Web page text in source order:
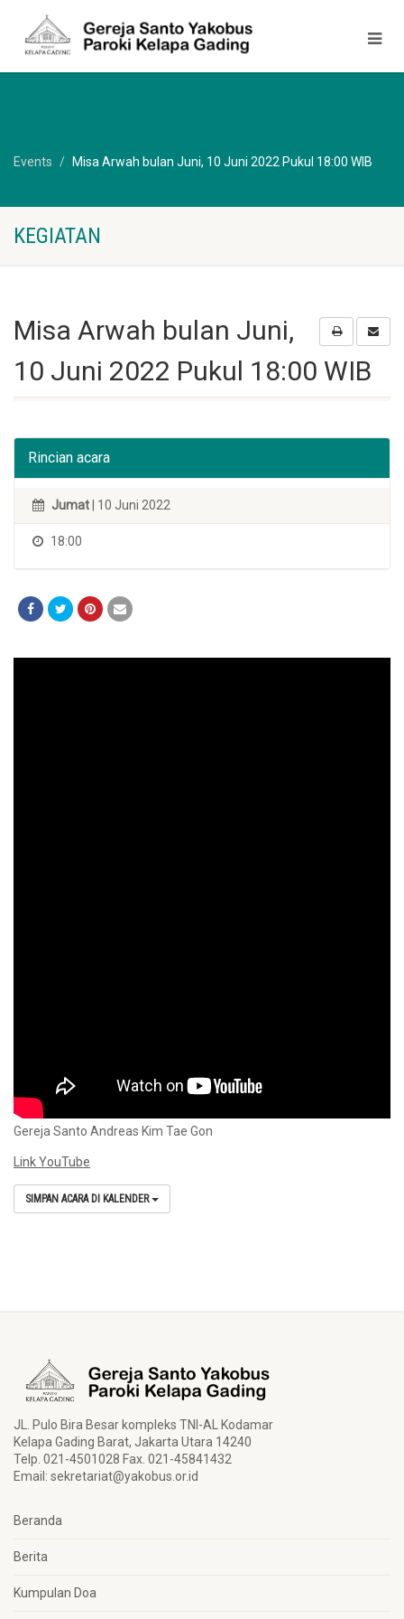
Events Misa Arwah bulan Juni, 10 Juni 2022 Pukul 18:00 WIB
KEGIATAN
Misa Arwah bulan Juni,
10 Juni 2022 Pukul 18:00 WIB
Rincian acara
Jumat | 10 Juni 2022
18:00
Gereja Santo Andreas Kim Tae Gon
Link YouTube
SIMPAN ACARA DI KALENDER
JL. Pulo Bira Besar kompleks TNI-AL Kodamar
Kelapa Gading Barat, Jakarta Utara 14240
Telp. 021-4501028 Fax. 021-45841432
Email: sekretariat@yakobus.or.id
Beranda
Berita
Kumpulan Doa